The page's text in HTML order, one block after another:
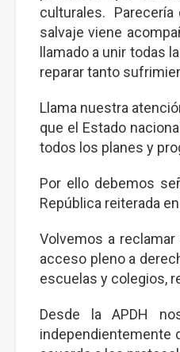
culturales. Parecería
salvaje viene
llamado a unir todas
reparar tanto
Llama nuestra
que el Estado
todos los planes y
Por ello debemos
República reiterada
Volvemos a
acceso pleno a
escuelas y colegios,
Desde la APDH
independientemente